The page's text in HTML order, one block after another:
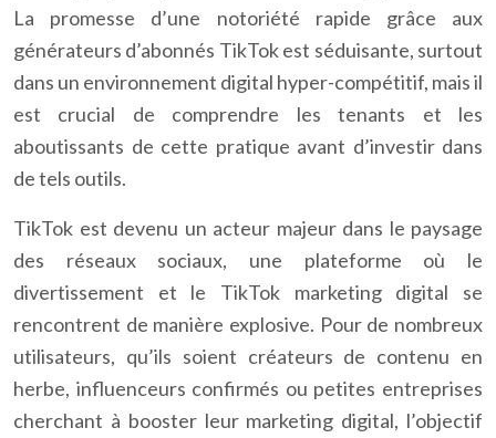
La promesse d’une notoriété rapide grâce aux
générateurs d’abonnés TikTok est séduisante, surtout
dans un environnement digital hyper-compétitif, mais il
est crucial de comprendre les tenants et les
aboutissants de cette pratique avant d’investir dans
de tels outils.
TikTok est devenu un acteur majeur dans le paysage
des réseaux sociaux, une plateforme où le
divertissement et le TikTok marketing digital se
rencontrent de manière explosive. Pour de nombreux
utilisateurs, qu’ils soient créateurs de contenu en
herbe, influenceurs confirmés ou petites entreprises
cherchant à booster leur marketing digital, l’objectif